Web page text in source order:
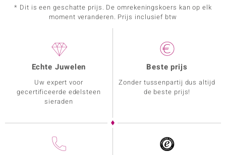
* Dit is een geschatte prijs. De omrekeningskoers kan op elk
moment veranderen. Prijs inclusief btw
Echte Juwelen
Uw expert voor
gecertificeerde edelsteen
sieraden
Beste prijs
Zonder tussenpartij dus altijd
de beste prijs!